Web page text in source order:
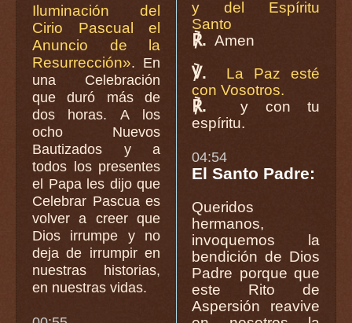
Iluminación del
Cirio Pascual el
Anuncio de la
Resurrección». En
una Celebración
que duró más de
dos horas. A los
ocho Nuevos
Bautizados y a
todos los presentes
el Papa les dijo que
Celebrar Pascua es
volver a creer que
Dios irrumpe y no
deja de irrumpir en
nuestras historias,
en nuestras vidas.
y del Espíritu
Santo
℟. Amen
℣.
La Paz esté
con Vosotros.
℟.
y con tu
espíritu.
04:54
El Santo Padre:
Queridos
hermanos,
invoquemos la
bendición de Dios
Padre porque que
este Rito de
Aspersión reavive